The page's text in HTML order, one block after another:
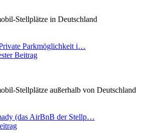
Stellplätze in Deutschland
Parkmöglichkeit i…
Beitrag
Stellplätze außerhalb von Deutschland
(das AirBnB der Stellp…